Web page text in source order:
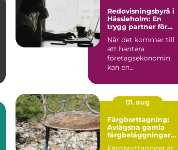
Redovisningsbyrå i
Hässleholm: En
trygg partner för
När det kommer till
att hantera
företagsekonomin
kan en
Häss...
01. aug
Färgborttagning:
Avlägsna gamla
färgbeläggningar
Färgborttagning är